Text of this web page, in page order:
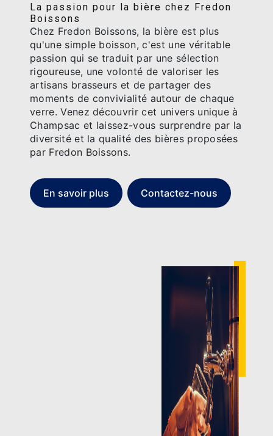
La passion pour la bière chez Fredon
Boissons
Chez Fredon Boissons, la bière est plus
qu'une simple boisson, c'est une véritable
passion qui se traduit par une sélection
rigoureuse, une volonté de valoriser les
artisans brasseurs et de partager des
moments de convivialité autour de chaque
verre. Venez découvrir cet univers unique à
Champsac et laissez-vous surprendre par la
diversité et la qualité des bières proposées
par Fredon Boissons.
En savoir plus Contactez-nous